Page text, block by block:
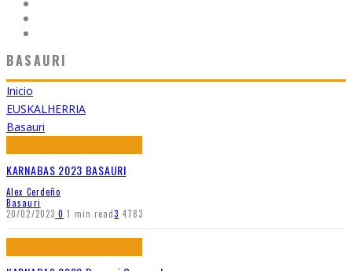
BASAURI
Inicio
EUSKALHERRIA
Basauri
KARNABAS 2023 BASAURI
Alex Cerdeño
Basauri
20/02/2023 0 1 min read3 4783